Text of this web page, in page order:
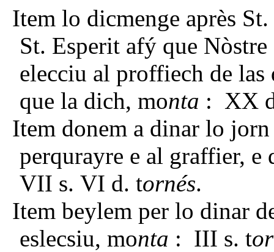
Item lo dicmenge après
St. Esperit afý que Nòstre
elecciu al proffiech de las
que la dich, monta : XX
Item donem a dinar lo
perqurayre e al graffier, e
VII s. VI d. tornés.
Item beylem per lo dinar
eslecsiu, monta : III s. t